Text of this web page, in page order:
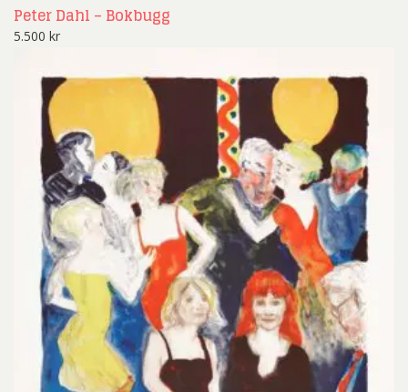
Peter Dahl – Bokbugg
5.500 kr